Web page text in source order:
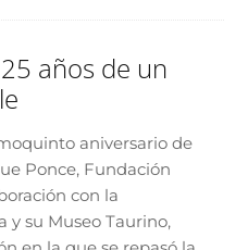
años de un
aniversario de
Ponce, Fundación
con la
y su Museo Taurino,